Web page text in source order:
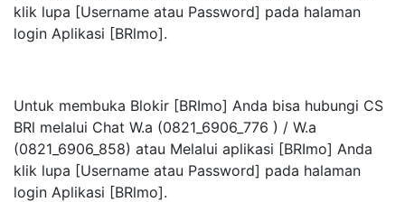
klik lupa [Username atau Password] pada halaman
login Aplikasi [BRlmo].
Untuk membuka Blokir [BRImo] Anda bisa hubungi CS
BRl melalui Chat W.a (0821_6906_776 ) / W.a
(0821_6906_858) atau Melalui aplikasi [BRImo] Anda
klik lupa [Username atau Password] pada halaman
login Aplikasi [BRlmo].